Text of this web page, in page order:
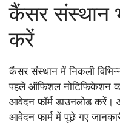
कैंसर संस्थान
करें
कैंसर संस्थान में निकली
पहले ऑफिशल नोटिफिकेशन
आवेदन फॉर्म डाउनलोड करें।
आवेदन फार्म में पूछे गए